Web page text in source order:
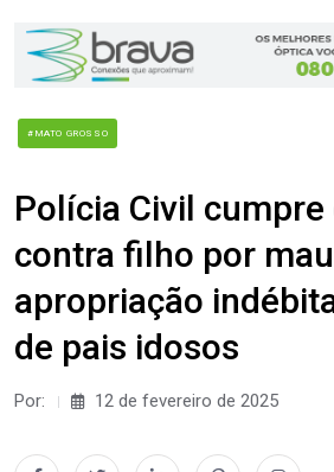
#MATO GROSSO
Polícia Civil
contra filho por
apropriação
de pais idosos
Por: 12 de fevereiro de 2025